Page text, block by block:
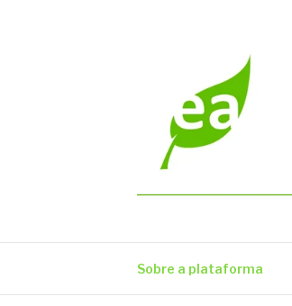
Sobre a plataforma